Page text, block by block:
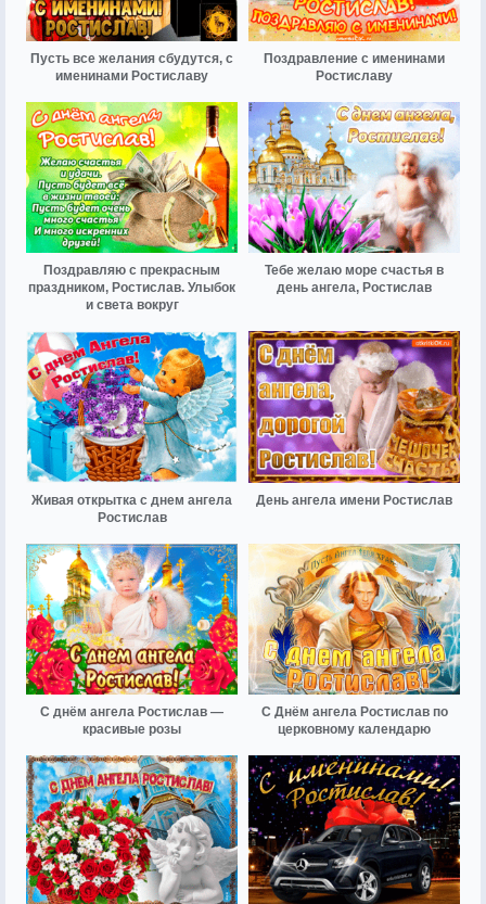
Пусть все желания сбудутся, с
именинами Ростиславу
Поздравление с именинами
Ростиславу
Поздравляю с прекрасным
праздником, Ростислав. Улыбок
и света вокруг
Тебе желаю море счастья в
день ангела, Ростислав
Живая открытка с днем ангела
Ростислав
День ангела имени Ростислав
С днём ангела Ростислав —
красивые розы
С Днём ангела Ростислав по
церковному календарю